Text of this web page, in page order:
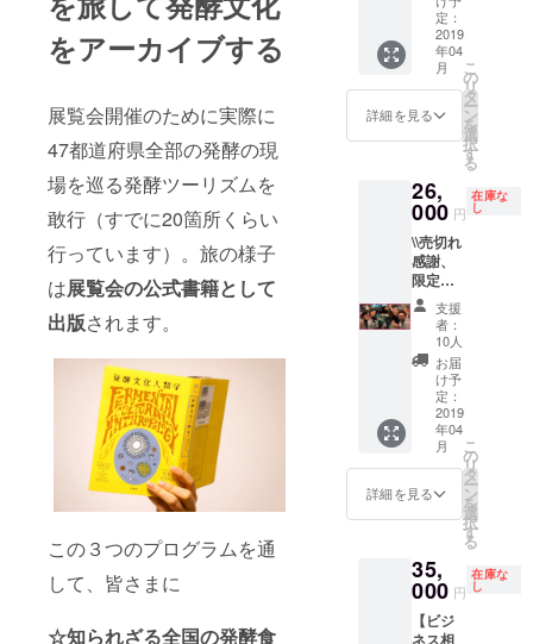
をアーカイブする
展覧会開催のために実際に
47都道府県全部の発酵の現
場を巡る発酵ツーリズムを
敢行（すでに20箇所くらい
行っています）。旅の様子
は展覧会の公式書籍として
出版されます。
この３つのプログラムを通
して、皆さまに
☆知られざる全国の発酵食
マップ
への店
舗名掲
知物へ
の掲載
ヒカリ
エ館内
ポス
全)、フ
ライ
ヒカリ
エ館内
サイ
ネー
ジ、d47
MUSEU
M館内
エント
ラン
ス、概
要文パ
ネルな
どにロ
ゴマー
クを掲
覧会期
間中に
渋谷ヒ
カリエ8
階イベ
ペース
「8/CO
する連
続トー
ク
ショー
をへご
登壇な
ど、
「発
酵」と
あなた
の企業
を結び
つける
テーマ
をご相
ていた
だきま
公式書
籍 広告
ページ
への掲
載 展覧
者には
会場で
チケッ
トと本
をお渡
ししま
方には
ギフト
ととも
にお送
りいた
しま
す。 ※
本の出
版が万
が一！
間に合
わな
かった
ら後日
郵送し
式書籍
を読み
ながら
飲んで
くださ
い！ ●
●47発酵
サポー
ター限
定チ
ケット
1枚 ●展
覧会公
式書籍
1冊 ※送
料は別
途でお
願いし
ます ※
展覧会
スター
ト後に
お届け
します
と展覧
会の内
容を凝
縮した
公式書
籍を1
冊、さ
らに関
クイベ
ントの
全てに
参加で
きるパ
スポー
ト（動
画配信
付き）
に加
え、関
連イベ
ントに
サポー
トス
タッフ
として
当日の
顔合わ
せから
受付、
定：
2019
年04
月
詳細を見る
こ
の
リ
タ
ー
ン
を
選
択
す
る
26,
000 円
在庫な
し
\\売切れ
感謝、
限定追
加// 【ス
タッフ
参加プ
ラン 限
定追加
枠!!】
サポー
ター限
定チ
ケット
と展覧
会の内
容を凝
公式書
籍を1
冊、さ
らに関
支援
者：
10人
お届
け予
定：
2019
年04
月
詳細を見る
こ
の
リ
タ
ー
ン
を
選
択
す
る
35,
000 円
在庫な
し
【ビジ
ネス相